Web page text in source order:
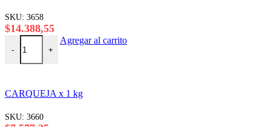
pueden
SKU: 3658
$14.388,55
-
BOLDO x 1 kg cantidad
+
Agregar al carrito
CARQUEJA x 1 kg
SKU: 3660